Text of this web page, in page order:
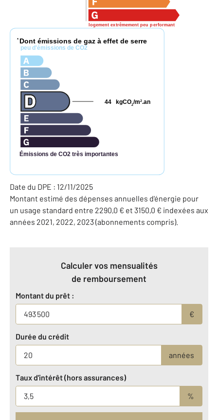
logement extrêmement peu performant
* Dont émissions de gaz à effet de serre
peu d'émissions de CO2
Émissions de CO2 très importantes
kgCO2/m2.an
44
Date du DPE : 12/11/2025
Montant estimé des dépenses annuelles d'énergie pour
un usage standard entre 2290,0 € et 3150,0 € indexées aux
années 2021, 2022, 2023 (abonnements compris).
Calculer vos mensualités
de remboursement
Montant du prêt :
€
Durée du crédit
années
Taux d'intérêt (hors assurances)
%